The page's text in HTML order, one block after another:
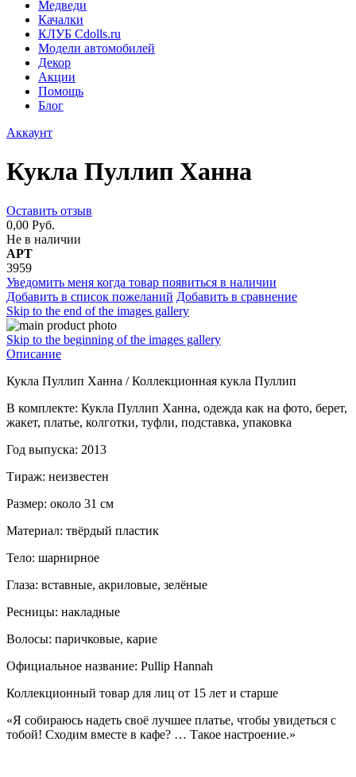
Медведи
Качалки
КЛУБ Cdolls.ru
Модели автомобилей
Декор
Акции
Помощь
Блог
Аккаунт
Кукла Пуллип Ханна
Оставить отзыв
0,00 Руб.
Не в наличии
АРТ
3959
Уведомить меня когда товар появиться в наличии
Добавить в список пожеланий Добавить в сравнение
Skip to the end of the images gallery
Skip to the beginning of the images gallery
Описание
Кукла Пуллип Ханна / Коллекционная кукла Пуллип
В комплекте: Кукла Пуллип Ханна, одежда как на фото, берет,
жакет, платье, колготки, туфли, подставка, упаковка
Год выпуска: 2013
Тираж: неизвестен
Размер: около 31 см
Материал: твёрдый пластик
Тело: шарнирное
Глаза: вставные, акриловые, зелёные
Ресницы: накладные
Волосы: паричковые, карие
Официальное название: Pullip Hannah
Коллекционный товар для лиц от 15 лет и старше
«Я собираюсь надеть своё лучшее платье, чтобы увидеться с
тобой! Сходим вместе в кафе? … Такое настроение.»